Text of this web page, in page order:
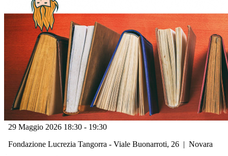
29 Maggio 2026 18:30 - 19:30
Fondazione Lucrezia Tangorra - Viale Buonarroti, 26 | Novara